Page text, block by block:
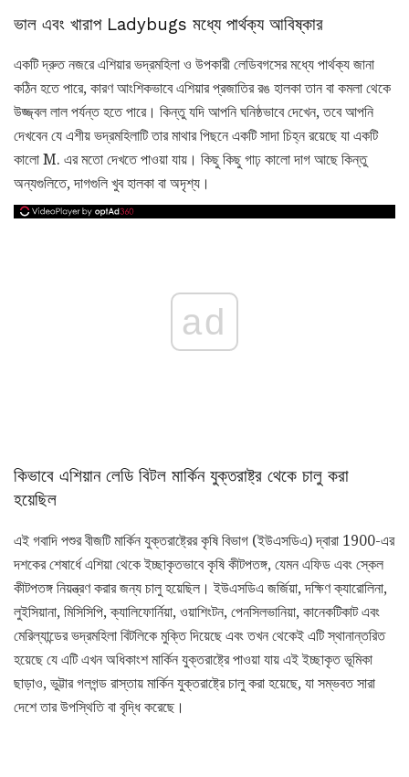
ভাল এবং খারাপ Ladybugs মধ্যে পার্থক্য আবিষ্কার
একটি দ্রুত নজরে এশিয়ার ভদ্রমহিলা ও উপকারী লেডিবগসের মধ্যে পার্থক্য জানা
কঠিন হতে পারে, কারণ আংশিকভাবে এশিয়ার প্রজাতির রঙ হালকা তান বা কমলা থেকে
উজ্জ্বল লাল পর্যন্ত হতে পারে। কিন্তু যদি আপনি ঘনিষ্ঠভাবে দেখেন, তবে আপনি
দেখবেন যে এশীয় ভদ্রমহিলাটি তার মাথার পিছনে একটি সাদা চিহ্ন রয়েছে যা একটি
কালো M. এর মতো দেখতে পাওয়া যায়। কিছু কিছু গাঢ় কালো দাগ আছে কিন্তু
অন্যগুলিতে, দাগগুলি খুব হালকা বা অদৃশ্য।
ad
কিভাবে এশিয়ান লেডি বিটল মার্কিন যুক্তরাষ্ট্র থেকে চালু করা
হয়েছিল
এই গবাদি পশুর বীজটি মার্কিন যুক্তরাষ্ট্রের কৃষি বিভাগ (ইউএসডিএ) দ্বারা 1900-এর
দশকের শেষার্ধে এশিয়া থেকে ইচ্ছাকৃতভাবে কৃষি কীটপতঙ্গ, যেমন এফিড এবং স্কেল
কীটপতঙ্গ নিয়ন্ত্রণ করার জন্য চালু হয়েছিল। ইউএসডিএ জর্জিয়া, দক্ষিণ ক্যারোলিনা,
লুইসিয়ানা, মিসিসিপি, ক্যালিফোর্নিয়া, ওয়াশিংটন, পেনসিলভানিয়া, কানেকটিকাট এবং
মেরিল্যান্ডের ভদ্রমহিলা বিটলিকে মুক্তি দিয়েছে এবং তখন থেকেই এটি স্থানান্তরিত
হয়েছে যে এটি এখন অধিকাংশ মার্কিন যুক্তরাষ্ট্রে পাওয়া যায় এই ইচ্ছাকৃত ভূমিকা
ছাড়াও, ভুট্টার গলগন্ড রাস্তায় মার্কিন যুক্তরাষ্ট্রে চালু করা হয়েছে, যা সম্ভবত সারা
দেশে তার উপস্থিতি বা বৃদ্ধি করেছে।